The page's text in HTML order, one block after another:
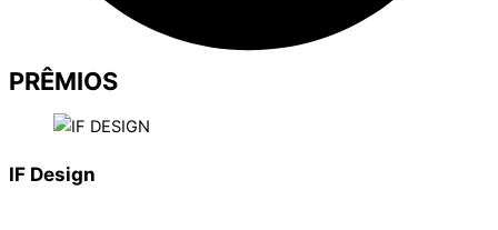
PRÊMIOS
IF Design